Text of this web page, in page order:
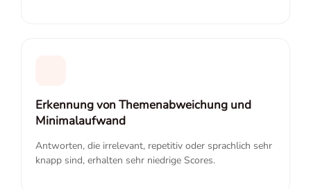
Erkennung von Themenabweichung und
Minimalaufwand
Antworten, die irrelevant, repetitiv oder sprachlich sehr
knapp sind, erhalten sehr niedrige Scores.